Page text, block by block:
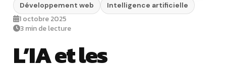
Développement web Intelligence artificielle
1 octobre 2025
3 min de lecture
L’IA et les